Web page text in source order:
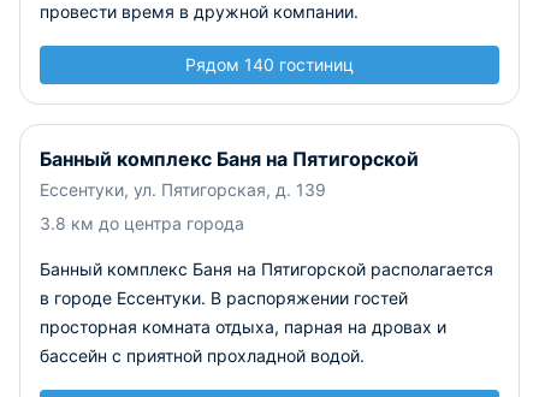
провести время в дружной компании.
Рядом 140 гостиниц
Банный комплекс Баня на Пятигорской
Ессентуки, ул. Пятигорская, д. 139
3.8 км до центра города
Банный комплекс Баня на Пятигорской располагается
в городе Ессентуки. В распоряжении гостей
просторная комната отдыха, парная на дровах и
бассейн с приятной прохладной водой.